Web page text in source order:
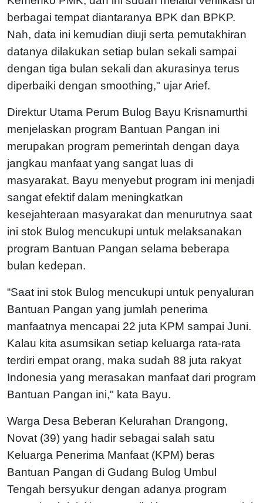
berbagai tempat diantaranya BPK dan BPKP.
Nah, data ini kemudian diuji serta pemutakhiran
datanya dilakukan setiap bulan sekali sampai
dengan tiga bulan sekali dan akurasinya terus
diperbaiki dengan smoothing," ujar Arief.
Direktur Utama Perum Bulog Bayu Krisnamurthi
menjelaskan program Bantuan Pangan ini
merupakan program pemerintah dengan daya
jangkau manfaat yang sangat luas di
masyarakat. Bayu menyebut program ini menjadi
sangat efektif dalam meningkatkan
kesejahteraan masyarakat dan menurutnya saat
ini stok Bulog mencukupi untuk melaksanakan
program Bantuan Pangan selama beberapa
bulan kedepan.
“Saat ini stok Bulog mencukupi untuk penyaluran
Bantuan Pangan yang jumlah penerima
manfaatnya mencapai 22 juta KPM sampai Juni.
Kalau kita asumsikan setiap keluarga rata-rata
terdiri empat orang, maka sudah 88 juta rakyat
Indonesia yang merasakan manfaat dari program
Bantuan Pangan ini," kata Bayu.
Warga Desa Beberan Kelurahan Drangong,
Novat (39) yang hadir sebagai salah satu
Keluarga Penerima Manfaat (KPM) beras
Bantuan Pangan di Gudang Bulog Umbul
Tengah bersyukur dengan adanya program